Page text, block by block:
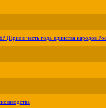
(Приз в честь года единства народов